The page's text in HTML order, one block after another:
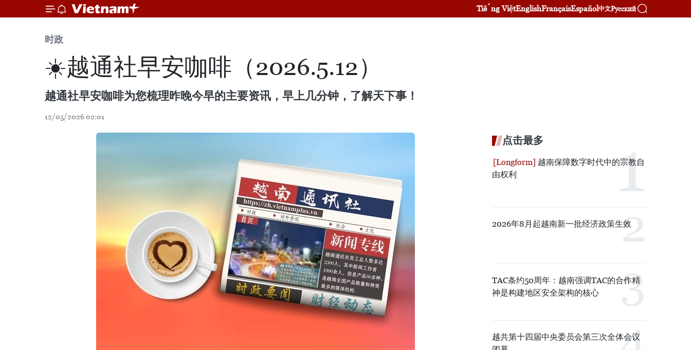
Tiếng ViệtEnglishFrançaisEspañol中文Русский
时政
☀️越通社早安咖啡（2026.5.12）
越通社早安咖啡为您梳理昨晚今早的主要资讯，早上几分钟，了解天下事！
12/05/2026 02:01
点击最多
越南保障数字时代中的宗教自
由权利
2026年8月起越南新一批经济政策生效
TAC条约50周年：越南强调TAC的合作精
神是构建地区安全架构的核心
越共第十四届中央委员会第三次全体会议